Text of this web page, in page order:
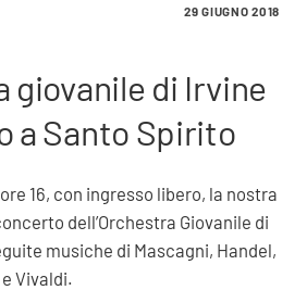
29 GIUGNO 2018
giovanile di Irvine
a Santo Spirito
16, con ingresso libero, la nostra
dell’Orchestra Giovanile di
musiche di Mascagni, Handel,
Vivaldi.